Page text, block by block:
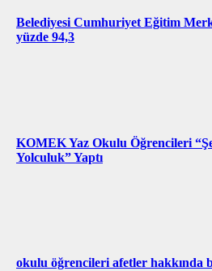
Belediyesi Cumhuriyet Eğitim
yüzde 94,3
KOMEK Yaz Okulu Öğrencileri
Yolculuk” Yaptı
okulu öğrencileri afetler hakkında